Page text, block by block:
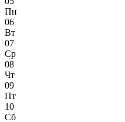
Пн
06
Вт
07
Ср
08
Чт
09
Пт
10
Сб